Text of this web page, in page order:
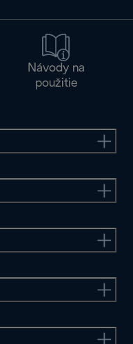
Návody na
použitie